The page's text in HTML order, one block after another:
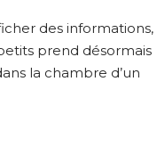
des informations,
prend désormais
la chambre d’un